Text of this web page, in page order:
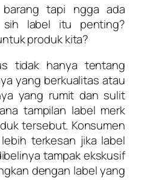
tapi ngga ada
sih label itu penting?
produk kita?
tidak hanya tentang
yang berkualitas atau
yang rumit dan sulit
tampilan label merk
tersebut. Konsumen
terkesan jika label
tampak ekskusif
dengan label yang